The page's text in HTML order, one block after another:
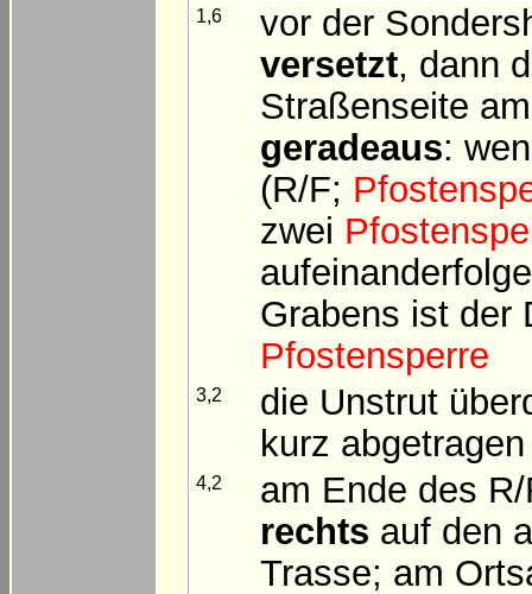
1,6
vor der
versetzt, dann
Straßenseite
geradeaus:
(R/F;
zwei
Grabens ist der
Pfostensperre
3,2
die Unstrut
kurz abgetragen
4,2
am Ende des
rechts auf den
Trasse; am